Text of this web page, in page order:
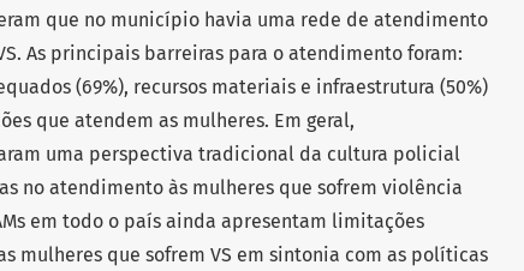
que no município havia uma rede de atendimento
As principais barreiras para o atendimento foram:
(69%), recursos materiais e infraestrutura (50%)
que atendem as mulheres. Em geral,
uma perspectiva tradicional da cultura policial
no atendimento às mulheres que sofrem violência
em todo o país ainda apresentam limitações
mulheres que sofrem VS em sintonia com as políticas